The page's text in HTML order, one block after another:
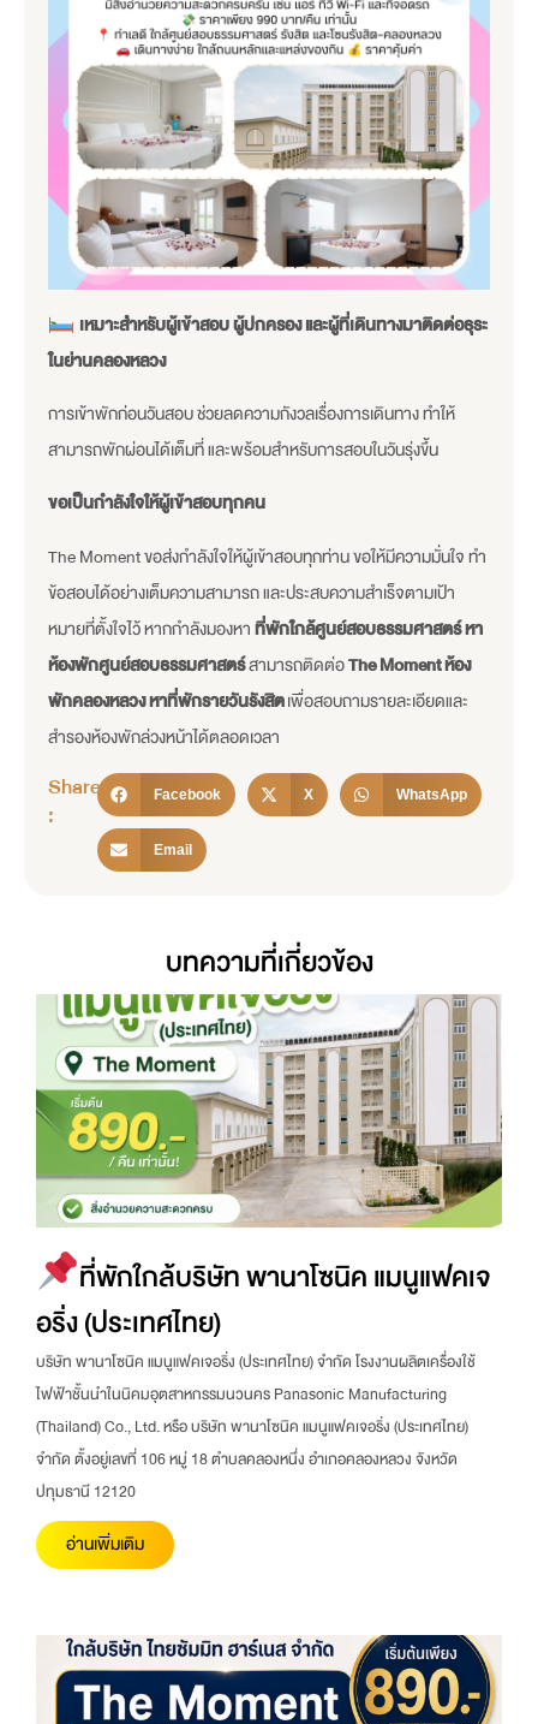
เหมาะสำหรับผู้เข้าสอบ ผู้ปกครอง และผู้ที่เดินทางมาติดต่อธุระ
ในย่านคลองหลวง
การเข้าพักก่อนวันสอบ ช่วยลดความกังวลเรื่องการเดินทาง ทำให้
สามารถพักผ่อนได้เต็มที่ และพร้อมสำหรับการสอบในวันรุ่งขึ้น
ขอเป็นกำลังใจให้ผู้เข้าสอบทุกคน
The Moment ขอส่งกำลังใจให้ผู้เข้าสอบทุกท่าน ขอให้มีความมั่นใจ ทำ
ข้อสอบได้อย่างเต็มความสามารถ และประสบความสำเร็จตามเป้า
หมายที่ตั้งใจไว้ หากกำลังมองหาที่พักใกล้ศูนย์สอบธรรมศาสตร์หา
ห้องพักศูนย์สอบธรรมศาสตร์สามารถติดต่อThe Moment ห้อง
พักคลองหลวง หาที่พักรายวันรังสิตเพื่อสอบถามรายละเอียดและ
สำรองห้องพักล่วงหน้าได้ตลอดเวลา
Share
:
Facebook X WhatsApp
Email
บทความที่เกี่ยวข้อง
ที่พักใกล้บริษัท พานาโซนิค แมนูแฟคเจ
อริ่ง (ประเทศไทย)
บริษัท พานาโซนิค แมนูแฟคเจอริ่ง (ประเทศไทย) จำกัด โรงงานผลิตเครื่องใช้
ไฟฟ้าชั้นนำในนิคมอุตสาหกรรมนวนคร Panasonic Manufacturing
(Thailand) Co., Ltd. หรือ บริษัท พานาโซนิค แมนูแฟคเจอริ่ง (ประเทศไทย)
จำกัด ตั้งอยู่เลขที่ 106 หมู่ 18 ตำบลคลองหนึ่ง อำเภอคลองหลวง จังหวัด
ปทุมธานี 12120
อ่านเพิ่มเติม